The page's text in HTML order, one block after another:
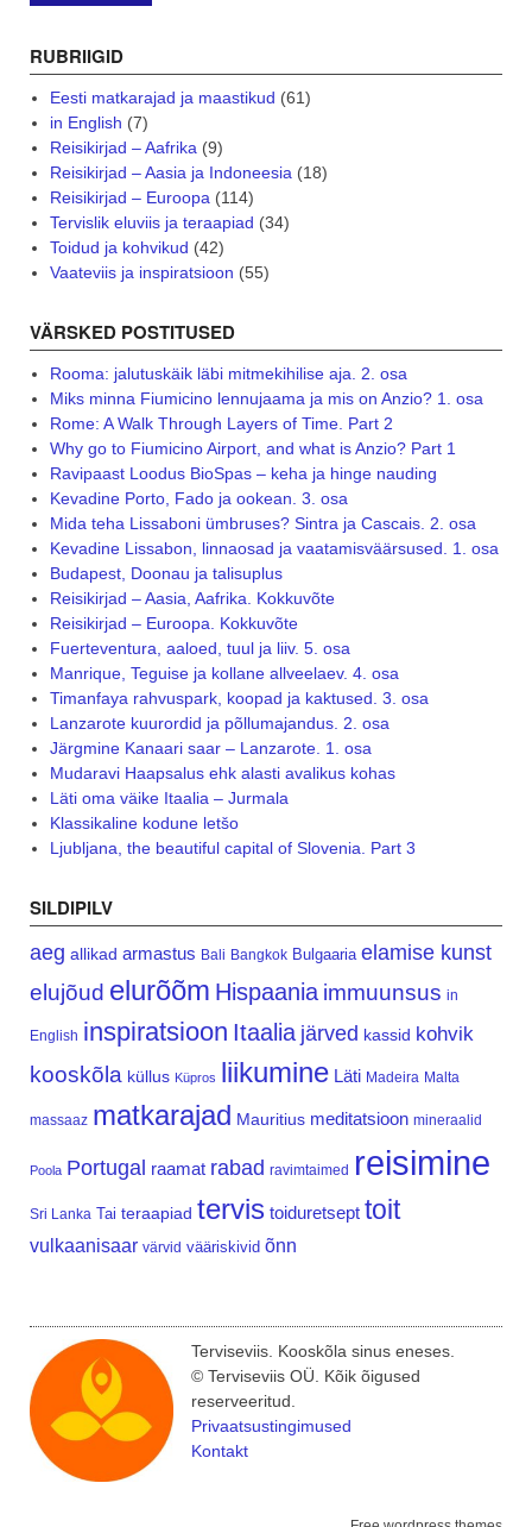
RUBRIIGID
Eesti matkarajad ja maastikud (61)
in English (7)
Reisikirjad – Aafrika (9)
Reisikirjad – Aasia ja Indoneesia (18)
Reisikirjad – Euroopa (114)
Tervislik eluviis ja teraapiad (34)
Toidud ja kohvikud (42)
Vaateviis ja inspiratsioon (55)
VÄRSKED POSTITUSED
Rooma: jalutuskäik läbi mitmekihilise aja. 2. osa
Miks minna Fiumicino lennujaama ja mis on Anzio? 1. osa
Rome: A Walk Through Layers of Time. Part 2
Why go to Fiumicino Airport, and what is Anzio? Part 1
Ravipaast Loodus BioSpas – keha ja hinge nauding
Kevadine Porto, Fado ja ookean. 3. osa
Mida teha Lissaboni ümbruses? Sintra ja Cascais. 2. osa
Kevadine Lissabon, linnaosad ja vaatamisväärsused. 1. osa
Budapest, Doonau ja talisuplus
Reisikirjad – Aasia, Aafrika. Kokkuvõte
Reisikirjad – Euroopa. Kokkuvõte
Fuerteventura, aaloed, tuul ja liiv. 5. osa
Manrique, Teguise ja kollane allveelaev. 4. osa
Timanfaya rahvuspark, koopad ja kaktused. 3. osa
Lanzarote kuurordid ja põllumajandus. 2. osa
Järgmine Kanaari saar – Lanzarote. 1. osa
Mudaravi Haapsalus ehk alasti avalikus kohas
Läti oma väike Itaalia – Jurmala
Klassikaline kodune letšo
Ljubljana, the beautiful capital of Slovenia. Part 3
SILDIPILV
aeg allikad armastus Bali Bangkok Bulgaaria elamise kunst
elujõud elurõõm Hispaania immuunsus in
English inspiratsioon Itaalia järved kassid kohvik
kooskõla küllus Küpros liikumine Läti Madeira Malta
massaaz matkarajad Mauritius meditatsioon mineraalid
Poola Portugal raamat rabad ravimtaimed reisimine
Sri Lanka Tai teraapiad tervis toiduretsept toit
vulkaanisaar värvid vääriskivid õnn
Terviseviis. Kooskõla sinus eneses.
© Terviseviis OÜ. Kõik õigused
reserveeritud.
Privaatsustingimused
Kontakt